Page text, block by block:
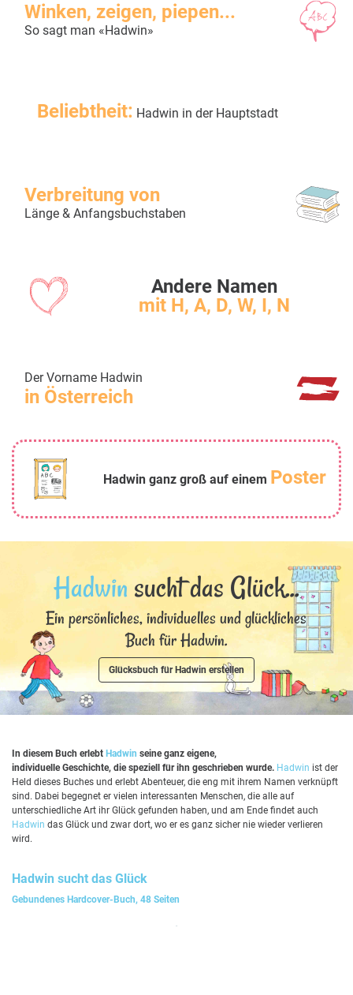
Winken, zeigen, piepen...
So sagt man «Hadwin»
Beliebtheit: Hadwin in der Hauptstadt
Verbreitung von
Länge & Anfangsbuchstaben
Andere Namen
mit H, A, D, W, I, N
Der Vorname Hadwin
in Österreich
Hadwin ganz groß auf einem Poster
Hadwinsucht das Glück...
Ein persönliches, individuelles und glückliches
Buch für Hadwin.
Glücksbuch für Hadwin erstellen
In diesem Buch erlebt Hadwin seine ganz eigene,
individuelle Geschichte, die speziell für ihn geschrieben wurde. Hadwin ist der
Held dieses Buches und erlebt Abenteuer, die eng mit ihrem Namen verknüpft
sind. Dabei begegnet er vielen interessanten Menschen, die alle auf
unterschiedliche Art ihr Glück gefunden haben, und am Ende findet auch
Hadwin das Glück und zwar dort, wo er es ganz sicher nie wieder verlieren
wird.
Hadwin sucht das Glück
Gebundenes Hardcover-Buch, 48 Seiten